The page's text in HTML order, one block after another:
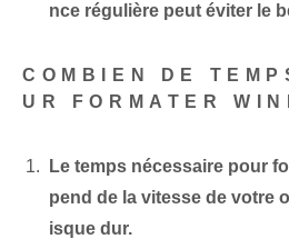
nce régulière peut éviter le
COMBIEN DE
UR FORMATER
Le temps nécessaire pour
pend de la vitesse de votre
isque dur.